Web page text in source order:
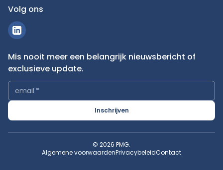
Volg ons
Mis nooit meer een belangrijk nieuwsbericht of
exclusieve update.
email *
Inschrijven
© 2026 PMG.
Algemene voorwaardenPrivacybeleidContact